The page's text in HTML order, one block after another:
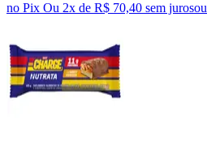
no Pix Ou 2x de R$ 70,40 sem jurosou